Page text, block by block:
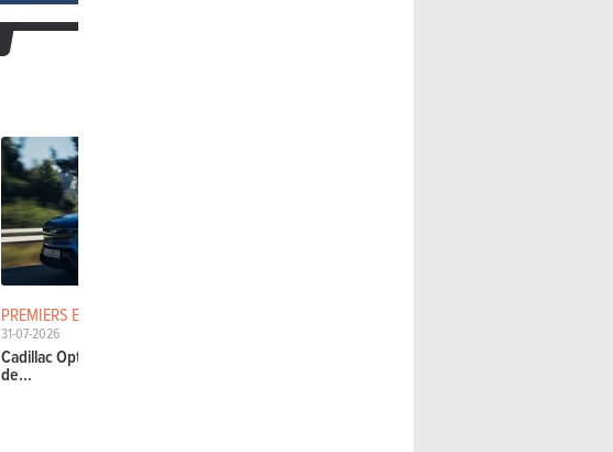
PREMIERS ESSAIS
31-07-2026
Cadillac Optiq (2026) : la vision américaine
de...